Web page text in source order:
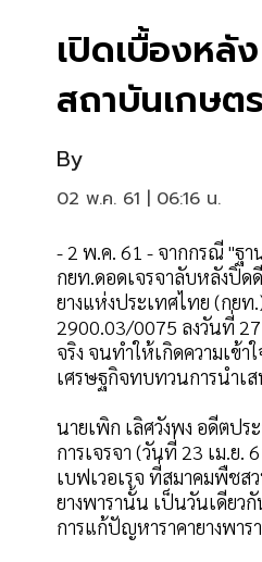
เปิดเบื้องหลั
สถาบันเกษต
By
02 พ.ค. 61 | 06:16 น.
- 2 พ.ค. 61 - จากกรณี "ฐ
กยท.ดอดเจรจาลับหลังปิด
ยางแห่งประเทศไทย (กย
2900.03/0075 ลงวันที่
จริง จนทำให้เกิดความเข้
เศรษฐกิจทบทวนการนำเส
นายเพิก เลิศวังพง อดีตป
การเจรจา (วันที่ 23 เม.ย
เบฟเวอเรจ ที่สมาคมพืชส
ยางพารานั้น เป็นวันเดียว
การแก้ปัญหาราคายางพา